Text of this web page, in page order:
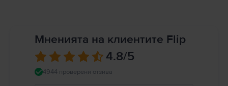
Мненията на клиентите Flip
4.8/5
4944 проверени отзива